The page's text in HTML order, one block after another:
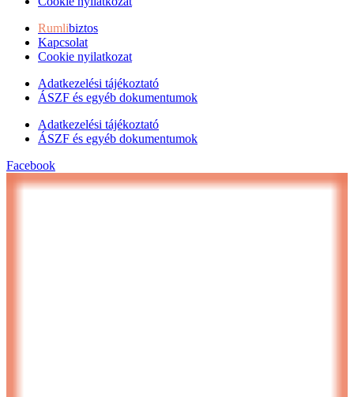
Rumlibiztos
Kapcsolat
Cookie nyilatkozat
Adatkezelési tájékoztató
ÁSZF és egyéb dokumentumok
Adatkezelési tájékoztató
ÁSZF és egyéb dokumentumok
Facebook